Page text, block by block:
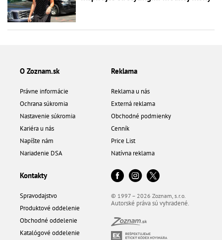
O Zoznam.sk
Právne informácie
Ochrana súkromia
Nastavenie súkromia
Kariéra u nás
Napíšte nám
Nariadenie DSA
Reklama
Reklama u nás
Externá reklama
Obchodné podmienky
Cenník
Price List
Natívna reklama
Kontakty
Spravodajstvo
Produktové oddelenie
Obchodné oddelenie
Katalógové oddelenie
© 1997 – 2026 Zoznam, s.r.o.
Autorské práva sú vyhradené.